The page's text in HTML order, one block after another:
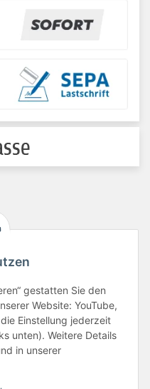
gestatten Sie den
Website: YouTube,
Einstellung jederzeit
unten). Weitere Details
in unserer